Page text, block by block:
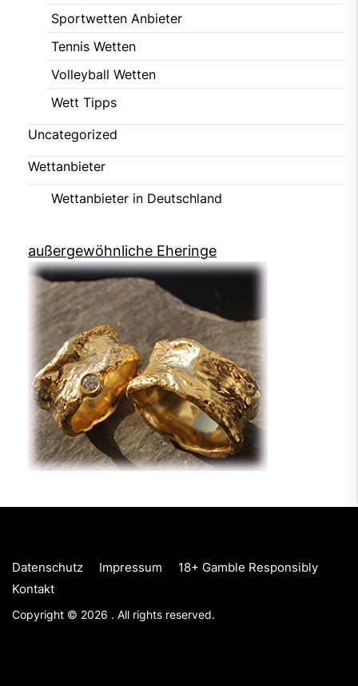
Sportwetten Anbieter
Tennis Wetten
Volleyball Wetten
Wett Tipps
Uncategorized
Wettanbieter
Wettanbieter in Deutschland
außergewöhnliche Eheringe
Datenschutz Impressum
18+ Gamble Responsibly
Kontakt
Copyright © 2026 . All rights reserved.